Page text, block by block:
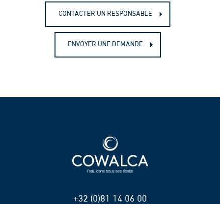
CONTACTER UN RESPONSABLE
ENVOYER UNE DEMANDE
+32 (0)81 14 06 00